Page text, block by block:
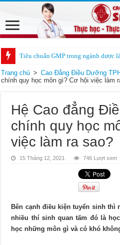
Tiêu chuẩn GMP trong ngành dược
Học điều dưỡng có cần bằng cấp 3
Trang chủ > Cao Đẳng Điều Dưỡng
chính quy học môn gì? Cơ hội việc làm
Hệ Cao đẳng
chính quy học
việc làm ra sao?
15 Tháng 12, 2021 746 Lượt xem
Bên cạnh điều kiện tuyển sinh
nhiều thí sinh quan tấm đó là
học những môn gì và có khó